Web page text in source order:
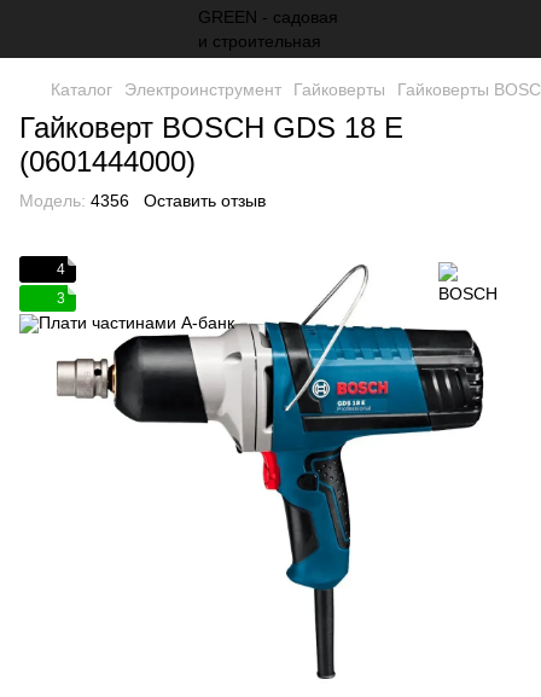
Каталог Электроинструмент Гайковерты Гайковерты
Гайковерт BOSCH GDS 18 E
(0601444000)
Модель: 4356 Оставить отзыв
4
3